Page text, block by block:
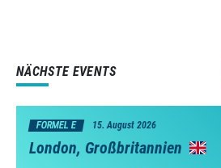
NÄCHSTE EVENTS
FORMEL E 15. August 2026
London, Großbritannien